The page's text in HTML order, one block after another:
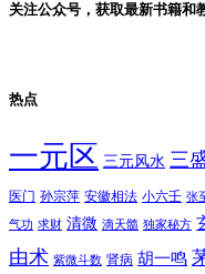
关注公众号，获取最新书籍和
热点
一元区 三元风水 三
医门 孙宗萍 安徽相法 小六壬 张
气功 求财 清微 滴天髓 独家秘方
由术 紫微斗数 肾病 胡一鸣